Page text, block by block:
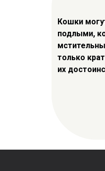
Кошки
подлыми,
только
их